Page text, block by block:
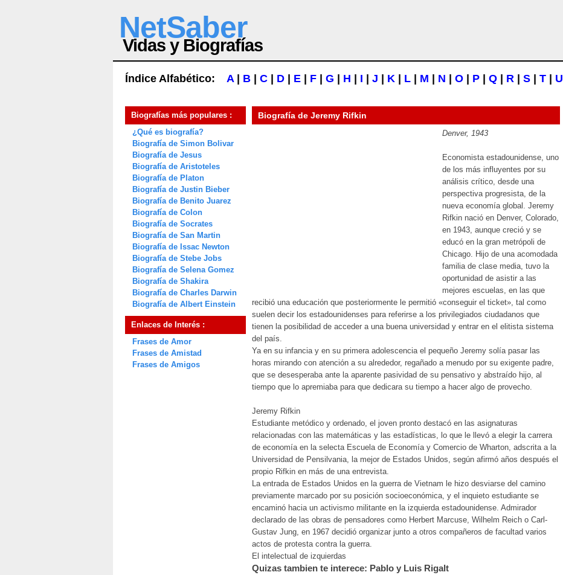
NetSaber
Vidas y Biografías
Índice Alfabético: A| B C D E F G H I J K L M N O P Q R S T U
Biografías más populares :
¿Qué es biografía?
Biografía de Simon Bolivar
Biografía de Jesus
Biografía de Aristoteles
Biografía de Platon
Biografía de Justin Bieber
Biografía de Benito Juarez
Biografía de Colon
Biografía de Socrates
Biografía de San Martin
Biografía de Issac Newton
Biografía de Stebe Jobs
Biografía de Selena Gomez
Biografía de Shakira
Biografía de Charles Darwin
Biografía de Albert Einstein
Enlaces de Interés :
Frases de Amor
Frases de Amistad
Frases de Amigos
Biografía de Jeremy Rifkin
Denver, 1943
Economista estadounidense, uno
de los más influyentes por su
análisis crítico, desde una
perspectiva progresista, de la
nueva economía global. Jeremy
Rifkin nació en Denver, Colorado,
en 1943, aunque creció y se
educó en la gran metrópoli de
Chicago. Hijo de una acomodada
familia de clase media, tuvo la
oportunidad de asistir a las
mejores escuelas, en las que
recibió una educación que posteriormente le permitió «conseguir el ticket», tal como
suelen decir los estadounidenses para referirse a los privilegiados ciudadanos que
tienen la posibilidad de acceder a una buena universidad y entrar en el elitista sistema
del país.
Ya en su infancia y en su primera adolescencia el pequeño Jeremy solía pasar las
horas mirando con atención a su alrededor, regañado a menudo por su exigente padre,
que se desesperaba ante la aparente pasividad de su pensativo y abstraído hijo, al
tiempo que lo apremiaba para que dedicara su tiempo a hacer algo de provecho.
Jeremy Rifkin
Estudiante metódico y ordenado, el joven pronto destacó en las asignaturas
relacionadas con las matemáticas y las estadísticas, lo que le llevó a elegir la carrera
de economía en la selecta Escuela de Economía y Comercio de Wharton, adscrita a la
Universidad de Pensilvania, la mejor de Estados Unidos, según afirmó años después el
propio Rifkin en más de una entrevista.
La entrada de Estados Unidos en la guerra de Vietnam le hizo desviarse del camino
previamente marcado por su posición socioeconómica, y el inquieto estudiante se
encaminó hacia un activismo militante en la izquierda estadounidense. Admirador
declarado de las obras de pensadores como Herbert Marcuse, Wilhelm Reich o Carl-
Gustav Jung, en 1967 decidió organizar junto a otros compañeros de facultad varios
actos de protesta contra la guerra.
El intelectual de izquierdas
Quizas tambien te interece: Pablo y Luis Rigalt